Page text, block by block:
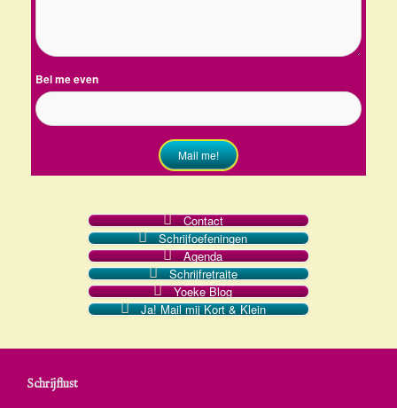
Bel me even
Mail me!
Contact
Schrijfoefeningen
Agenda
Schrijfretraite
Yoeke Blog
Ja! Mail mij Kort & Klein
Schrijflust